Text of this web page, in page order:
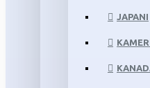
JAPANI